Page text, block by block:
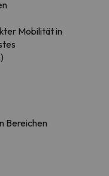
Mobilität in
Bereichen